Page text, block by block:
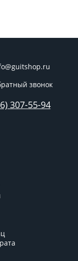
звонок
307-55-94